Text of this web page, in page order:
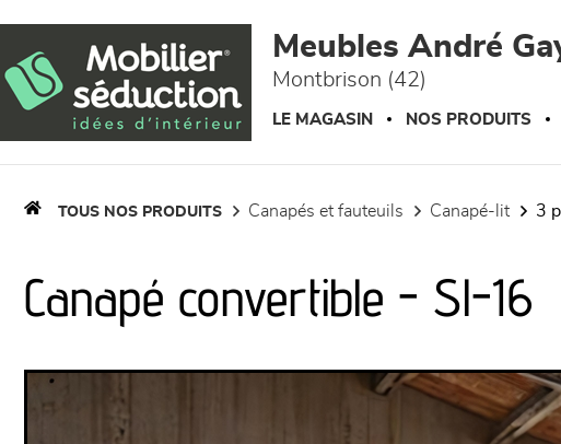
Meubles André
Montbrison (42)
LE MAGASIN NOS PRODUITS
TOUS NOS PRODUITS canapés et fauteuils canapé-lit
Canapé convertible - Sl-16